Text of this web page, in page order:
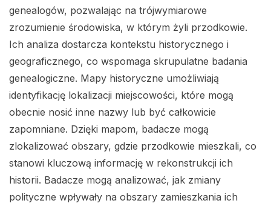
genealogów, pozwalając na trójwymiarowe
zrozumienie środowiska, w którym żyli przodkowie.
Ich analiza dostarcza kontekstu historycznego i
geograficznego, co wspomaga skrupulatne badania
genealogiczne. Mapy historyczne umożliwiają
identyfikację lokalizacji miejscowości, które mogą
obecnie nosić inne nazwy lub być całkowicie
zapomniane. Dzięki mapom, badacze mogą
zlokalizować obszary, gdzie przodkowie mieszkali, co
stanowi kluczową informację w rekonstrukcji ich
historii. Badacze mogą analizować, jak zmiany
polityczne wpływały na obszary zamieszkania ich